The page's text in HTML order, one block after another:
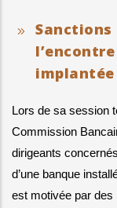
Lors de sa session
Commission
dirigeants
d’une banque
est motivée par